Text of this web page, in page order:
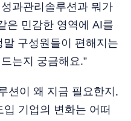
과관리솔루션과 뭐가
은 민감한 영역에 AI를
말 구성원들이 편해지는
는지 궁금해요.”
션이 왜 지금 필요한지,
기업의 변화는 어떠